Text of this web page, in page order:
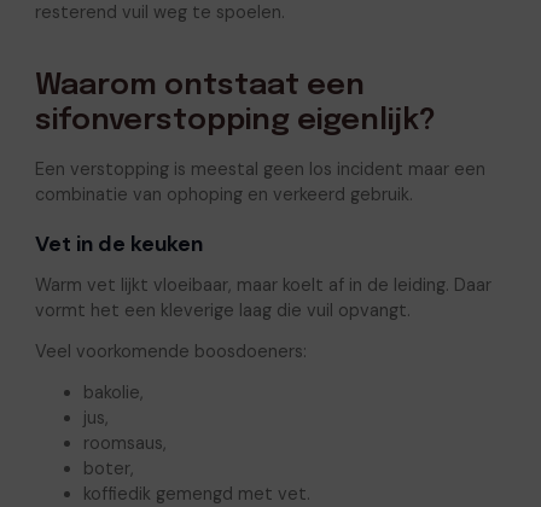
resterend vuil weg te spoelen.
Waarom ontstaat een
sifonverstopping eigenlijk?
Een verstopping is meestal geen los incident maar een
combinatie van ophoping en verkeerd gebruik.
Vet in de keuken
Warm vet lijkt vloeibaar, maar koelt af in de leiding. Daar
vormt het een kleverige laag die vuil opvangt.
Veel voorkomende boosdoeners:
bakolie,
jus,
roomsaus,
boter,
koffiedik gemengd met vet.